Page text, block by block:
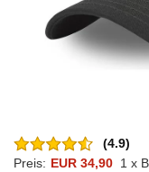
(4.9)
Preis: EUR 34,90 1 x